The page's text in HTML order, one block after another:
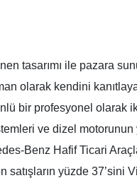
tasarımı ile pazara
olarak kendini
bir profesyonel olarak
ve dizel motorunun
Benz Hafif Ticari
satışların yüzde 37’sini